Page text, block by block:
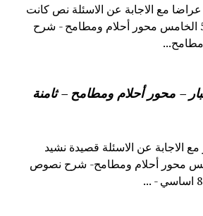
مع الاجابة عن الاسئلة نص كانت
أماله عراضا المحور 5 الخامس محور أحلام ومطامح - شرح
– محور أحلام ومطامح – ثامنة
الاجابة عن الاسئلة قصيدة نشيد
المحور 5 الخامس محور أحلام ومطامح- شرح نصوص